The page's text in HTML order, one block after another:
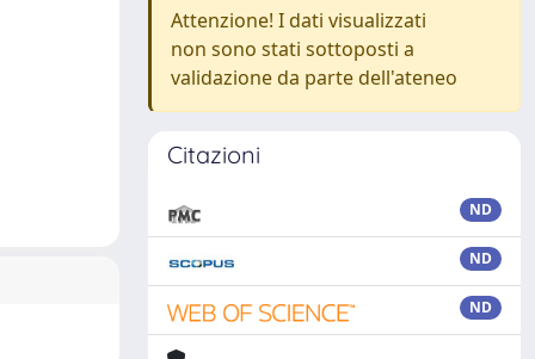
Attenzione! I dati visualizzati
non sono stati sottoposti a
validazione da parte dell'ateneo
Citazioni
ND
ND
ND